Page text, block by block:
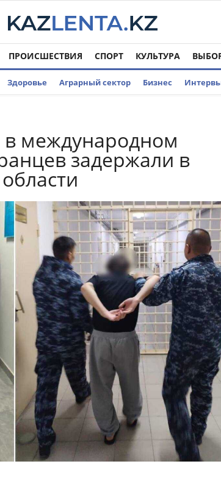
ПРОИСШЕСТВИЯ СПОРТ КУЛЬТУРА
Здоровье Аграрный сектор Бизнес
международном
задержали в